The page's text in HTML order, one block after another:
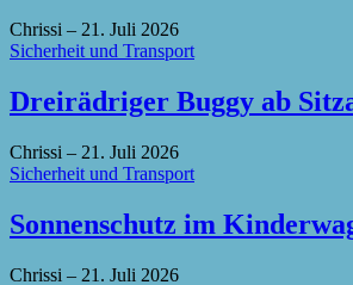
Chrissi – 21. Juli 2026
Sicherheit und Transport
Dreirädriger Buggy ab
Chrissi – 21. Juli 2026
Sicherheit und Transport
Sonnenschutz im
Chrissi – 21. Juli 2026